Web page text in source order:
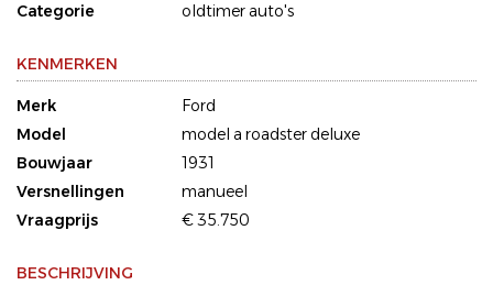
Categorie
oldtimer auto's
KENMERKEN
Merk
Ford
Model
model a roadster deluxe
Bouwjaar
1931
Versnellingen
manueel
Vraagprijs
€ 35.750
BESCHRIJVING